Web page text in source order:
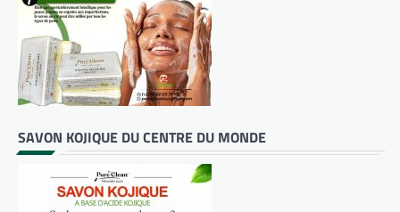
SAVON KOJIQUE DU CENTRE DU MONDE